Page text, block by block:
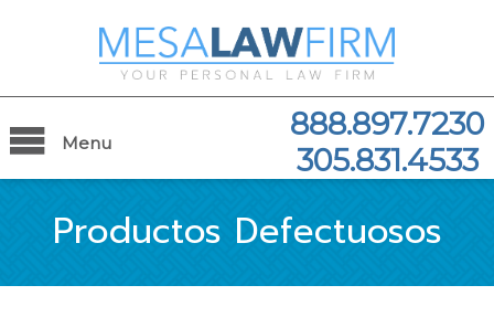
Menu
888.897.7230
305.831.4533
Productos Defectuosos